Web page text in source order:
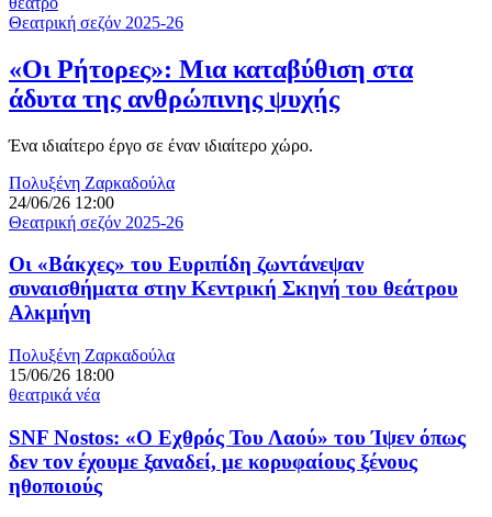
Θεατρική σεζόν 2025-26
«Οι Ρήτορες»: Μια καταβύθιση στα
άδυτα της ανθρώπινης ψυχής
Ένα ιδιαίτερο έργο σε έναν ιδιαίτερο χώρο.
Πολυξένη Ζαρκαδούλα
24/06/26 12:00
Θεατρική σεζόν 2025-26
Οι «Βάκχες» του Ευριπίδη ζωντάνεψαν
συναισθήματα στην Κεντρική Σκηνή του θεάτρου
Αλκμήνη
Πολυξένη Ζαρκαδούλα
15/06/26 18:00
θεατρικά νέα
SNF Nostos: «Ο Εχθρός Του Λαού» του Ίψεν όπως
δεν τον έχουμε ξαναδεί, με κορυφαίους ξένους
ηθοποιούς